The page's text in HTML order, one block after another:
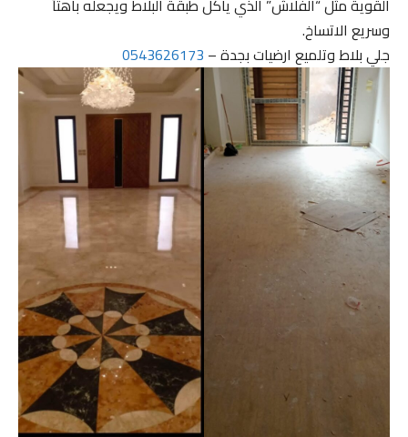
وسريع الاتساخ.
جلي بلاط وتلميع ارضيات بجدة –0543626173